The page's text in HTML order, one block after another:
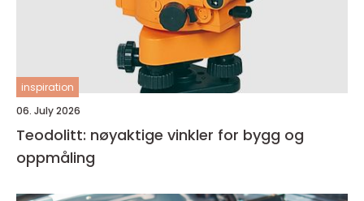
inspiration
06. July 2026
Teodolitt: nøyaktige vinkler for bygg og
oppmåling